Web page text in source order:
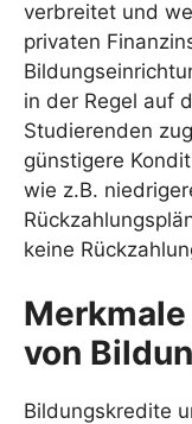
verbreitet und
privaten
in der Regel auf
Studierenden
günstigere
wie z.B.
keine
von
Bildungskredite